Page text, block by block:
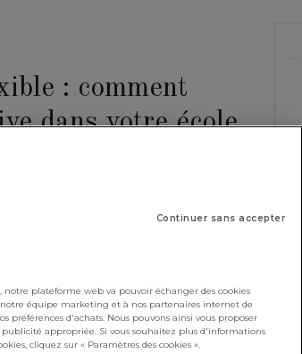
: comment
dans votre école
Continuer sans accepter
notre plateforme web va pouvoir échanger des cookies
équipe marketing et à nos partenaires internet de
préférences d'achats. Nous pouvons ainsi vous proposer
publicité appropriée. Si vous souhaitez plus d'informations
cliquez sur « Paramètres des cookies ».